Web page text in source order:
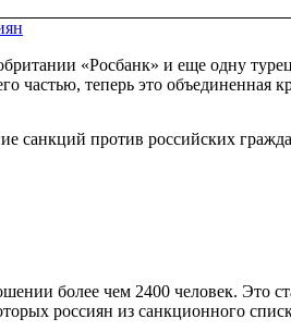
«Росбанк» и еще одну
частью, теперь это объединенная
санкций против российских
более чем 2400 человек. Это
россиян из санкционного